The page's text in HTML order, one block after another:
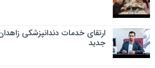
ارتقای خدمات دندانپزشکی
جدید